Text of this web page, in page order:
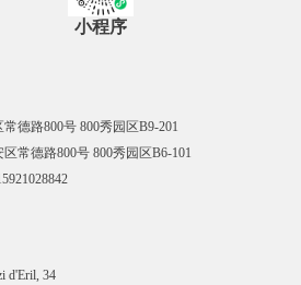
小程序
德路800号 800秀园区B9-201
常德路800号 800秀园区B6-101
d'Eril, 34